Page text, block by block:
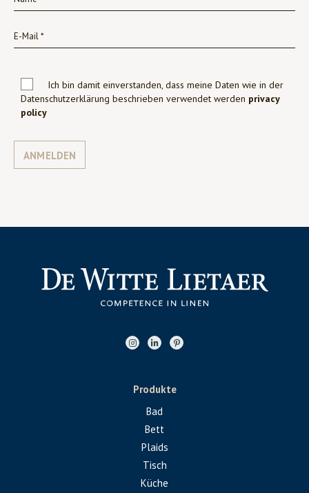
Ich bin damit einverstanden, dass meine Daten wie in der
Datenschutzerklärung beschrieben verwendet werden privacy
policy
ANMELDEN
Produkte
Bad
Bett
Plaids
Tisch
Küche